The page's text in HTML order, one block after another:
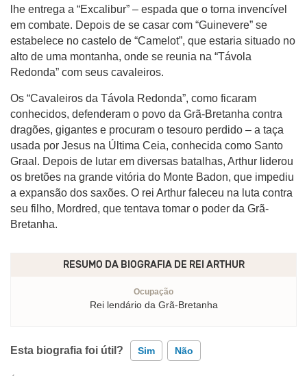
lhe entrega a “Excalibur” – espada que o torna invencível
em combate. Depois de se casar com “Guinevere” se
estabelece no castelo de “Camelot”, que estaria situado no
alto de uma montanha, onde se reunia na “Távola
Redonda” com seus cavaleiros.
Os “Cavaleiros da Távola Redonda”, como ficaram
conhecidos, defenderam o povo da Grã-Bretanha contra
dragões, gigantes e procuram o tesouro perdido – a taça
usada por Jesus na Última Ceia, conhecida como Santo
Graal. Depois de lutar em diversas batalhas, Arthur liderou
os bretões na grande vitória do Monte Badon, que impediu
a expansão dos saxões. O rei Arthur faleceu na luta contra
seu filho, Mordred, que tentava tomar o poder da Grã-
Bretanha.
RESUMO DA BIOGRAFIA DE REI ARTHUR
Ocupação
Rei lendário da Grã-Bretanha
Esta biografia foi útil? Sim Não